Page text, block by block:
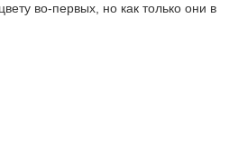
во-первых, но как только они в